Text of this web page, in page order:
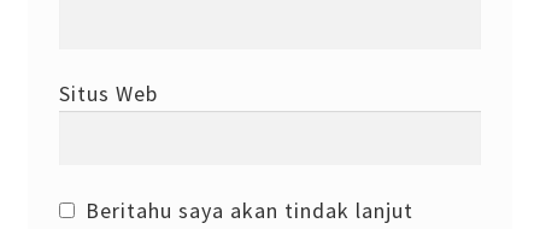
Situs Web
Beritahu saya akan tindak lanjut